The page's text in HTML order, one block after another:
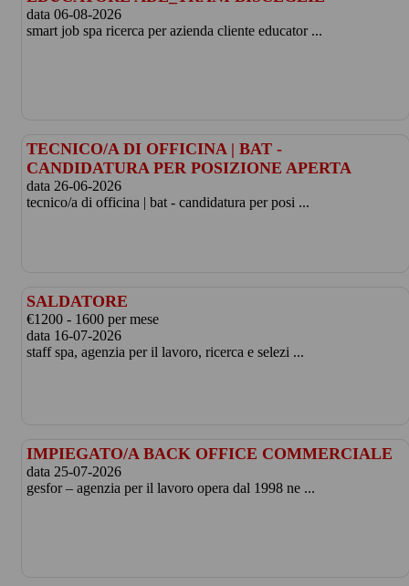
data 06-08-2026
smart job spa ricerca per azienda cliente educator ...
TECNICO/A DI OFFICINA | BAT -
CANDIDATURA PER POSIZIONE APERTA
data 26-06-2026
tecnico/a di officina | bat - candidatura per posi ...
SALDATORE
€1200 - 1600 per mese
data 16-07-2026
staff spa, agenzia per il lavoro, ricerca e selezi ...
IMPIEGATO/A BACK OFFICE COMMERCIALE
data 25-07-2026
gesfor – agenzia per il lavoro opera dal 1998 ne ...